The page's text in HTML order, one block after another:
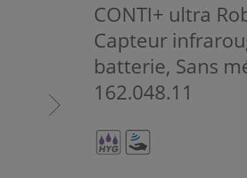
CONTI+ ultra
Capteur
batterie, Sans
162.048.11